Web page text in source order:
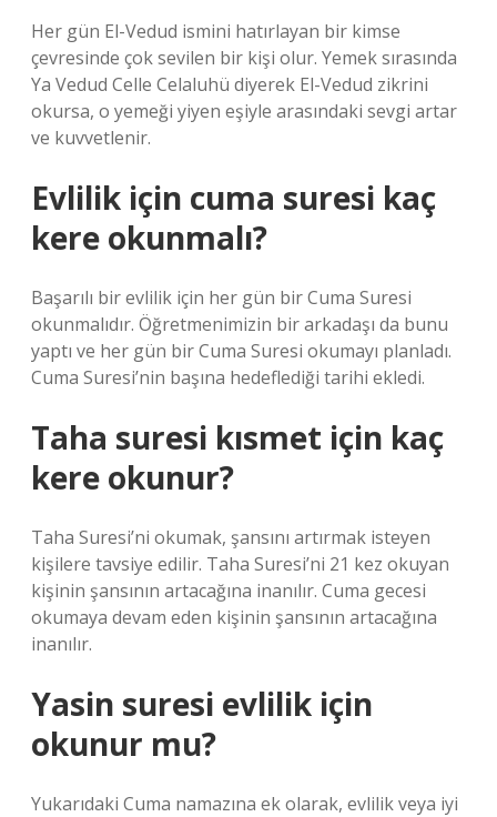
Her gün El-Vedud ismini hatırlayan bir kimse
çevresinde çok sevilen bir kişi olur. Yemek sırasında
Ya Vedud Celle Celaluhü diyerek El-Vedud zikrini
okursa, o yemeği yiyen eşiyle arasındaki sevgi artar
ve kuvvetlenir.
Evlilik için cuma suresi kaç
kere okunmalı?
Başarılı bir evlilik için her gün bir Cuma Suresi
okunmalıdır. Öğretmenimizin bir arkadaşı da bunu
yaptı ve her gün bir Cuma Suresi okumayı planladı.
Cuma Suresi’nin başına hedeflediği tarihi ekledi.
Taha suresi kısmet için kaç
kere okunur?
Taha Suresi’ni okumak, şansını artırmak isteyen
kişilere tavsiye edilir. Taha Suresi’ni 21 kez okuyan
kişinin şansının artacağına inanılır. Cuma gecesi
okumaya devam eden kişinin şansının artacağına
inanılır.
Yasin suresi evlilik için
okunur mu?
Yukarıdaki Cuma namazına ek olarak, evlilik veya iyi